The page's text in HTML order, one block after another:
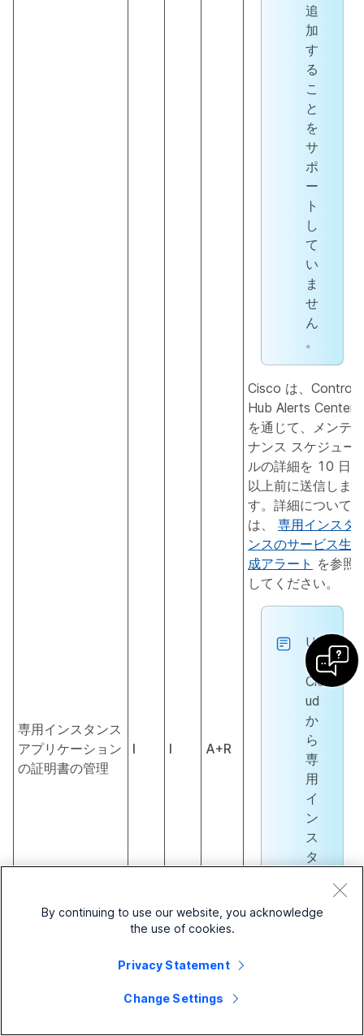
専用インスタンス
アプリケーション
の証明書の管理
I I A+R
追
加
す
る
こ
と
を
サ
ポ
ー
ト
し
て
い
ま
せ
ん
。
Cisco は、Control
Hub Alerts Center
を通じて、メンテ
ナンス スケジュー
ルの詳細を 10 日
以上前に送信しま
す。詳細について
は、 専用インスタ
ンスのサービス生
成アラート を参照
してください。
UC
M
Clo
ud
か
ら
専
用
イ
ン
ス
タ
オ
換
By continuing to use our website, you acknowledge
the use of cookies.
Privacy Statement
Change Settings